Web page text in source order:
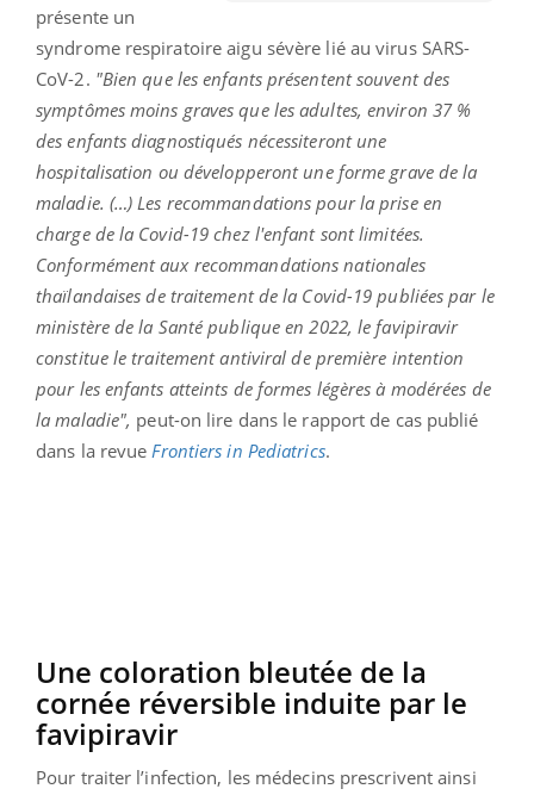
présente un
syndrome respiratoire aigu sévère lié au virus SARS-
CoV-2. "Bien que les enfants présentent souvent des
symptômes moins graves que les adultes, environ 37 %
des enfants diagnostiqués nécessiteront une
hospitalisation ou développeront une forme grave de la
maladie. (…) Les recommandations pour la prise en
charge de la Covid-19 chez l'enfant sont limitées.
Conformément aux recommandations nationales
thaïlandaises de traitement de la Covid-19 publiées par le
ministère de la Santé publique en 2022, le favipiravir
constitue le traitement antiviral de première intention
pour les enfants atteints de formes légères à modérées de
la maladie", peut-on lire dans le rapport de cas publié
dans la revueFrontiers in Pediatrics.
Une coloration bleutée de la
cornée réversible induite par le
favipiravir
Pour traiter l’infection, les médecins prescrivent ainsi